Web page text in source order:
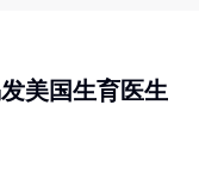
美国生育医生